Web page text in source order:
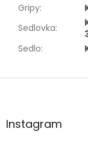
Gripy:
Sedlovka:
Sedlo:
Z
aInstagram